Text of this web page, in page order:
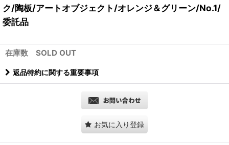
ク/陶板/アートオブジェクト/オレンジ＆グリーン/No.1/
委託品
在庫数 SOLD OUT
返品特約に関する重要事項
お気に入り登録